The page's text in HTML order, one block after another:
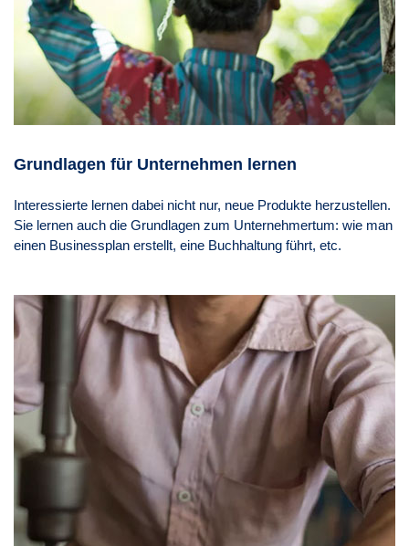
Grundlagen für Unternehmen lernen
Interessierte lernen dabei nicht nur, neue Produkte herzustellen.
Sie lernen auch die Grundlagen zum Unternehmertum: wie man
einen Businessplan erstellt, eine Buchhaltung führt, etc.